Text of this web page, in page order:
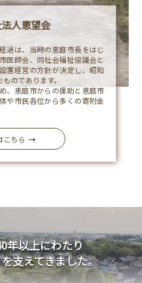
報
公
開
施
設
内
- 地域密着型特別養護老人ホーム 恵望園はな
- 地域密着型特別養護老人ホーム 恵望園 心楽
- 恵庭市
こがねデイサービスセンター
人恵望会
過は、当時の恵庭市長をはじ
医師会、同社会福祉協議会と
置経営の方針が決定し、昭和
のであります。
、恵庭市からの援助と恵庭市
や市民各位から多くの寄附金
こちら →
年以上にわたり
支えてきました。